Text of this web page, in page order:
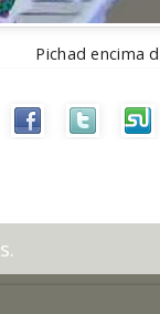
Pichad encima